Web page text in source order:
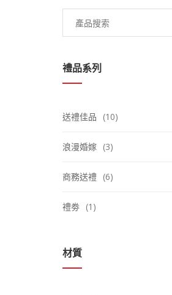
禮品系列
送禮佳品 (10)
浪漫婚嫁 (3)
商務送禮 (6)
禮劵 (1)
材質